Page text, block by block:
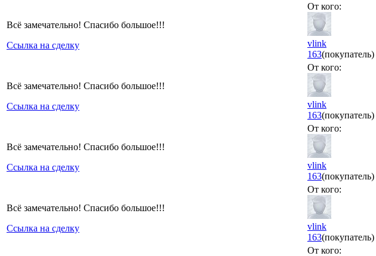
Всё замечательно! Спасибо большое!!!
Ссылка на сделку
От кого:
vlink
163(покупатель)
Всё замечательно! Спасибо большое!!!
Ссылка на сделку
От кого:
vlink
163(покупатель)
Всё замечательно! Спасибо большое!!!
Ссылка на сделку
От кого:
vlink
163(покупатель)
Всё замечательно! Спасибо большое!!!
Ссылка на сделку
От кого:
vlink
163(покупатель)
От кого: